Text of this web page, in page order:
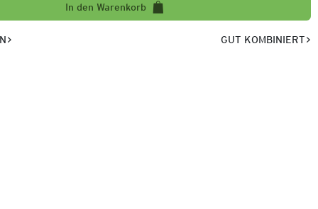
In den Warenkorb
GUT KOMBINIERT